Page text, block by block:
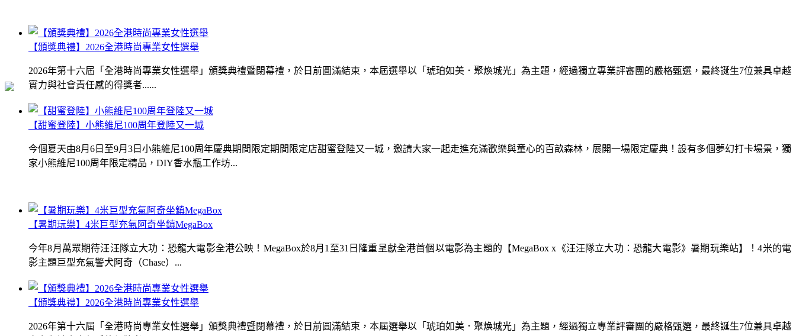
【頒獎典禮】2026全港時尚專業女性選舉
2026年第十六屆「全港時尚專業女性選舉」頒獎典禮暨閉幕禮，於日前圓滿結束，本屆選舉以「琥珀如美．聚煥城光」為主題，經過獨立專業評審團的嚴格甄選，最終誕生7位兼具卓越
實力與社會責任感的得獎者......
【暑期玩樂】4米巨型充氣阿奇坐鎮MegaBox
今年8月萬眾期待汪汪隊立大功：恐龍大電影全港公映！MegaBox於8月1至31日隆重呈獻全港首個以電影為主題的【MegaBox x《汪汪隊立大功：恐龍大電影》暑期玩樂站】！4米的電
影主題巨型充氣警犬阿奇（Chase）...
【甜蜜登陸】小熊維尼100周年登陸又一城
今個夏天由8月6日至9月3日小熊維尼100周年慶典期間限定期間限定店甜蜜登陸又一城，邀請大家一起走進充滿歡樂與童心的百畝森林，展開一場限定慶典！設有多個夢幻打卡場景，獨
家小熊維尼100周年限定精品，DIY香水瓶工作坊...
【頒獎典禮】2026全港時尚專業女性選舉
2026年第十六屆「全港時尚專業女性選舉」頒獎典禮暨閉幕禮，於日前圓滿結束，本屆選舉以「琥珀如美．聚煥城光」為主題，經過獨立專業評審團的嚴格甄選，最終誕生7位兼具卓越